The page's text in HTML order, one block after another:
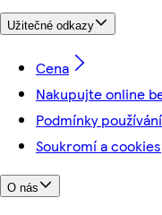
Užitečné odkazy
Cena
Nakupujte online
Podmínky používání
Soukromí a cookies
O nás